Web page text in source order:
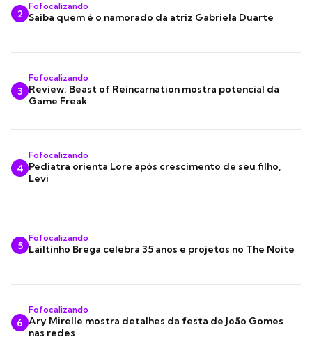
2
Fofocalizando
Saiba quem é o namorado da atriz Gabriela Duarte
3
Fofocalizando
Review: Beast of Reincarnation mostra potencial da
Game Freak
4
Fofocalizando
Pediatra orienta Lore após crescimento de seu filho,
Levi
5
Fofocalizando
Lailtinho Brega celebra 35 anos e projetos no The Noite
6
Fofocalizando
Ary Mirelle mostra detalhes da festa de João Gomes
nas redes